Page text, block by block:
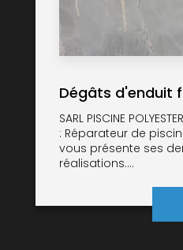
Dégâts d'enduit
SARL PISCINE
: Réparateur de
vous présente ses
réalisations....